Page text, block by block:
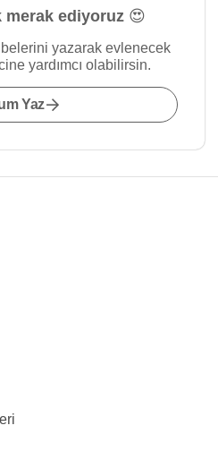
ediyoruz 😍
yazarak evlenecek
yardımcı olabilirsin.
Yaz